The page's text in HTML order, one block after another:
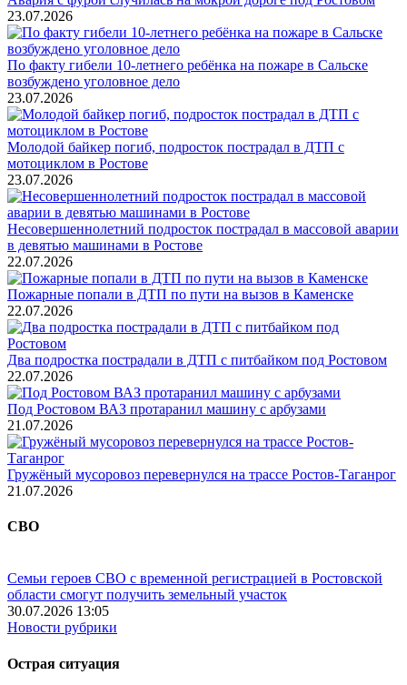
23.07.2026
По факту гибели 10-летнего ребёнка на пожаре в Сальске
возбуждено уголовное дело
23.07.2026
Молодой байкер погиб, подросток пострадал в ДТП с
мотоциклом в Ростове
23.07.2026
Несовершеннолетний подросток пострадал в массовой аварии
в девятью машинами в Ростове
22.07.2026
Пожарные попали в ДТП по пути на вызов в Каменске
22.07.2026
Два подростка пострадали в ДТП с питбайком под Ростовом
22.07.2026
Под Ростовом ВАЗ протаранил машину с арбузами
21.07.2026
Гружёный мусоровоз перевернулся на трассе Ростов-Таганрог
21.07.2026
СВО
Семьи героев СВО с временной регистрацией в Ростовской
области смогут получить земельный участок
30.07.2026 13:05
Новости рубрики
Острая ситуация